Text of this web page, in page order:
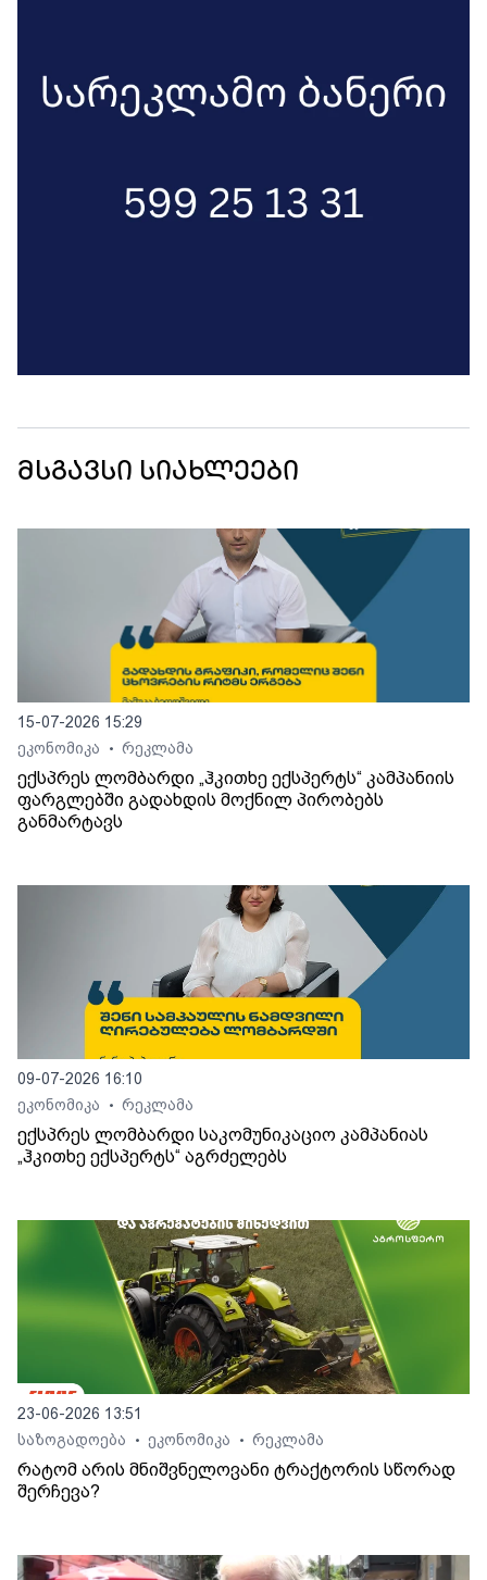
მსგავსი სიახლეები
15-07-2026 15:29
ეკონომიკა
• რეკლამა
ექსპრეს ლომბარდი „ჰკითხე ექსპერტს“ კამპანიის
ფარგლებში გადახდის მოქნილ პირობებს
განმარტავს
09-07-2026 16:10
ეკონომიკა
• რეკლამა
ექსპრეს ლომბარდი საკომუნიკაციო კამპანიას
„ჰკითხე ექსპერტს“ აგრძელებს
23-06-2026 13:51
საზოგადოება
• ეკონომიკა • რეკლამა
რატომ არის მნიშვნელოვანი ტრაქტორის სწორად
შერჩევა?